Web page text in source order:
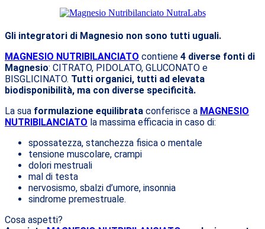
Gli integratori di Magnesio non sono tutti uguali.
MAGNESIO NUTRIBILANCIATO contiene 4 diverse fonti di
Magnesio: CITRATO, PIDOLATO, GLUCONATO e
BISGLICINATO. Tutti organici, tutti ad elevata
biodisponibilità, ma con diverse specificità.
La sua formulazione equilibrata conferisce a MAGNESIO
NUTRIBILANCIATO la massima efficacia in caso di:
spossatezza, stanchezza fisica o mentale
tensione muscolare, crampi
dolori mestruali
mal di testa
nervosismo, sbalzi d’umore, insonnia
sindrome premestruale.
Cosa aspetti?